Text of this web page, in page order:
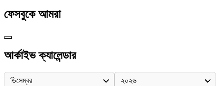
ফেসবুকে আমরা
আর্কাইভ ক্যালেন্ডার